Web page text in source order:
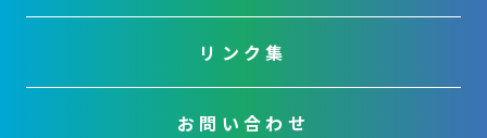
リンク集
お問い合わせ